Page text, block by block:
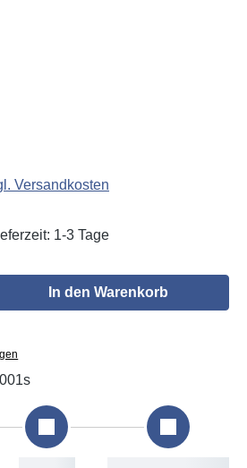
Preis:
Versandkosten
1-3 Tage
Gib den gewünschten
In den Warenkorb